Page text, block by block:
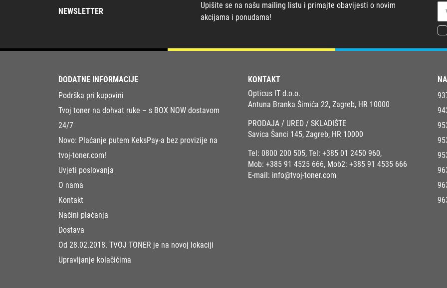
NEWSLETTER
Upišite se na našu mailing listu i primajte obavijesti o novim
akcijama i ponudama!
DODATNE INFORMACIJE
Podrška pri kupovini
Tvoj toner na dohvat ruke – s BOX NOW dostavom
24/7
Novo: Plaćanje putem KeksPay-a bez provizije na
tvoj-toner.com!
Uvjeti poslovanja
O nama
Kontakt
Načini plaćanja
Dostava
Od 28.02.2018. TVOJ TONER je na novoj lokaciji
Upravljanje kolačićima
KONTAKT
Opticus IT d.o.o.
Antuna Branka Šimića 22, Zagreb, HR 10000
PRODAJA / URED / SKLADIŠTE
Savica Šanci 145, Zagreb, HR 10000
Tel: 0800 200 505, Tel: +385 01 2450 960,
Mob: +385 91 4525 666, Mob2: +385 91 4535 666
E-mail: info@tvoj-toner.com